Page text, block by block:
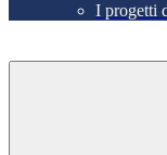
I progetti